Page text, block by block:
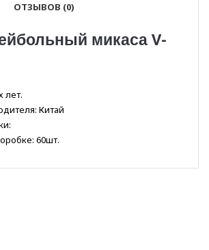
ОТЗЫВОВ (0)
микаса V-
лет.
Китай
60шт.